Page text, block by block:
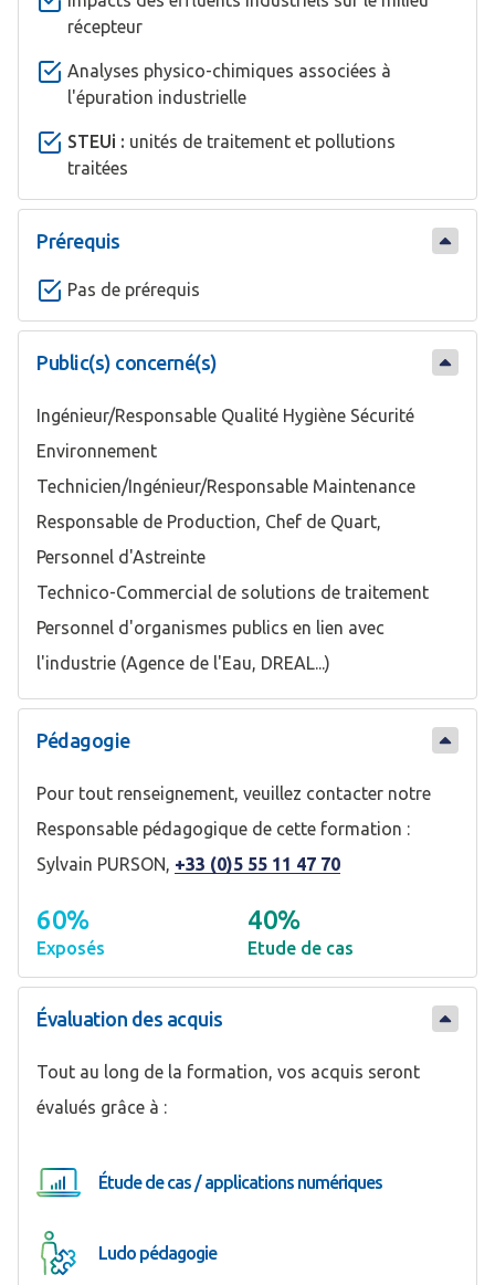
récepteur
Analyses physico-chimiques associées à
l'épuration industrielle
STEUi : unités de traitement et pollutions
traitées
Prérequis
Pas de prérequis
Public(s) concerné(s)
Ingénieur/Responsable Qualité Hygiène Sécurité
Environnement
Technicien/Ingénieur/Responsable Maintenance
Responsable de Production, Chef de Quart,
Personnel d'Astreinte
Technico-Commercial de solutions de traitement
Personnel d'organismes publics en lien avec
l'industrie (Agence de l'Eau, DREAL...)
Pédagogie
Pour tout renseignement, veuillez contacter notre
Responsable pédagogique de cette formation :
Sylvain PURSON, +33 (0)5 55 11 47 70
60%
Exposés
40%
Etude de cas
Évaluation des acquis
Tout au long de la formation, vos acquis seront
évalués grâce à :
Étude de cas / applications numériques
Ludo pédagogie